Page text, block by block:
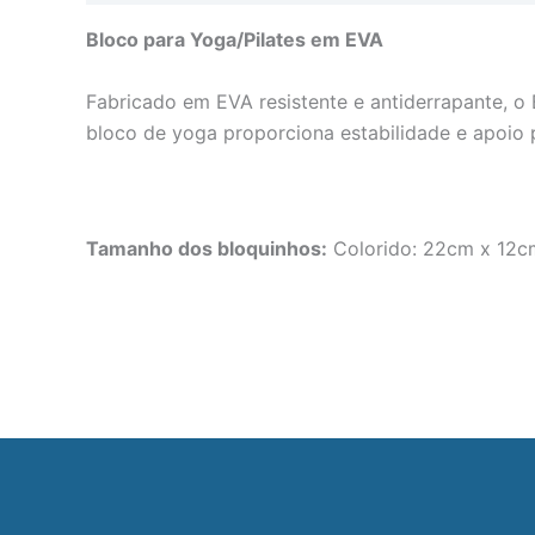
Bloco para Yoga/Pilates em EVA
Fabricado em EVA resistente e antiderrapante,
bloco de yoga proporciona estabilidade e apoio
Tamanho dos bloquinhos: Colorido: 22cm x